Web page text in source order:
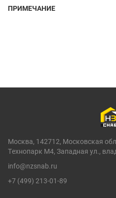
ПРИМЕЧАНИЕ
Москва, 142712, Московская
Технопарк М4, Западная ул.,
info@nzsnab.ru
+7 (499) 213-01-89